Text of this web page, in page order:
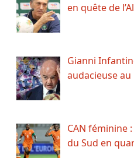
en quête de
Gianni
audacieuse
CAN féminine
du Sud en